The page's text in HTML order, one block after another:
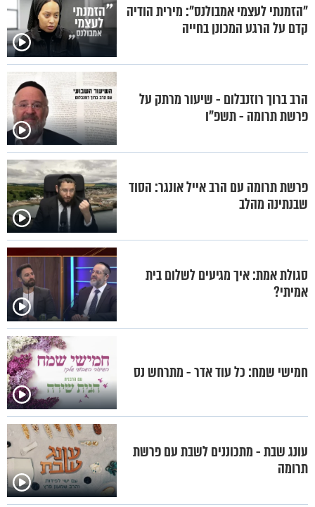
"הזמנתי לעצמי אמבולנס": מירית הודיה
קדם על הרגע המכונן בחייה
הרב ברוך רוזנבלום - שיעור מרתק על
פרשת תרומה - תשפ"ו
פרשת תרומה עם הרב אייל אונגר: הסוד
שבנתינה מהלב
סגולת אמת: איך מגיעים לשלום בית
אמיתי?
חמישי שמח: כל עוד אדר - מתרחש נס
עונג שבת - מתכוננים לשבת עם פרשת
תרומה